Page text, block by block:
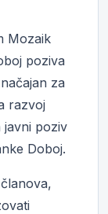
Mozaik
poziva
za
razvoj
javni poziv
Doboj.